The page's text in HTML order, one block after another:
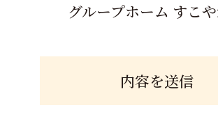
グループホーム すこ